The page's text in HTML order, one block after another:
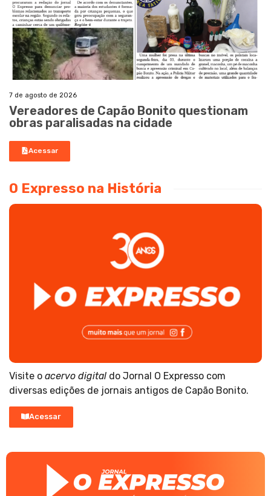
7 de agosto de 2026
Vereadores de Capão Bonito questionam
obras paralisadas na cidade
Acessar
O Expresso na História
Visite o acervo digital do Jornal O Expresso com
diversas edições de jornais antigos de Capão Bonito.
Acessar